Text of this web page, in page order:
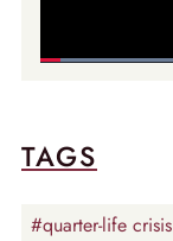
TAGS
#quarter-life crisis